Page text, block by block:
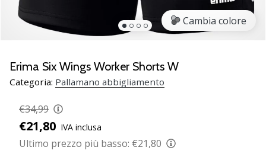
Scopri
le
da
PUMA
Accelerate
NITRO
SQD
5!
Cambia colore
Erima Six Wings Worker Shorts W
Categoria: Pallamano abbigliamento
€34,99
€21,80 IVA inclusa
Ultimo prezzo più basso: €21,80